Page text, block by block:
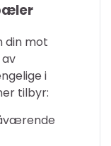
din mot
i
tilbyr: